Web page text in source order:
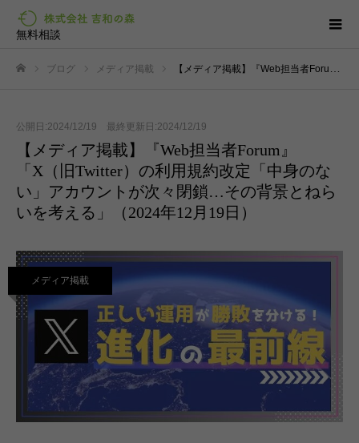
無料相談
ブログ メディア掲載 【メディア掲載】『Web担当者Forum』「X（旧Twitter）の利用規約改定「中身のない」アカウントが次々閉鎖…その背景とねらいを考える」（2024年12月19日）
公開日:2024/12/19 最終更新日:2024/12/19
【メディア掲載】『Web担当者Forum』
「X（旧Twitter）の利用規約改定「中身のな
い」アカウントが次々閉鎖…その背景とねら
いを考える」（2024年12月19日）
メディア掲載